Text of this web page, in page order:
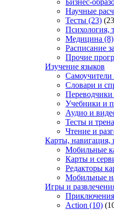
Научные
Тесты (23)
Психология,
Медицина (8)
Расписание
Прочие
Изучение языков
Самоучители
Словари и
Переводчики
Учебники и
Аудио и
Тесты и
Чтение и
Карты, навигация,
Мобильные
Карты и
Редакторы
Мобильные
Игры и
Action (10)